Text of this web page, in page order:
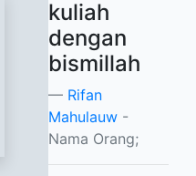
kuliah
dengan
bismillah
Rifan
Mahulauw -
Nama Orang;